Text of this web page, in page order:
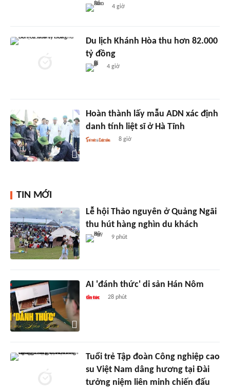
4 giờ
Du lịch Khánh Hòa thu hơn 82.000
tỷ đồng
4 giờ
Hoàn thành lấy mẫu ADN xác định
danh tính liệt sĩ ở Hà Tĩnh
8 giờ
TIN MỚI
Lễ hội Thảo nguyên ở Quảng Ngãi
thu hút hàng nghìn du khách
9 phút
AI 'đánh thức' di sản Hán Nôm
28 phút
Tuổi trẻ Tập đoàn Công nghiệp cao
su Việt Nam dâng hương tại Đài
tưởng niệm liên minh chiến đấu